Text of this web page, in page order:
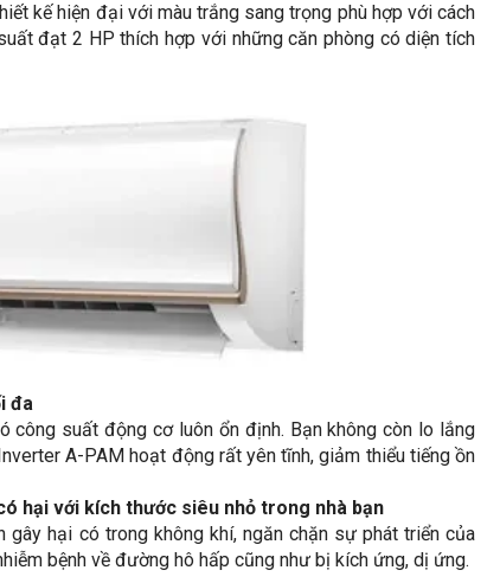
kế hiện đại với màu trắng sang trọng phù hợp với cách
đạt 2 HP thích hợp với những căn phòng có diện tích
đa
công suất động cơ luôn ổn định. Bạn không còn lo lắng
A-PAM hoạt động rất yên tĩnh, giảm thiểu tiếng ồn
hại với kích thước siêu nhỏ trong nhà bạn
hại có trong không khí, ngăn chặn sự phát triển của
bệnh về đường hô hấp cũng như bị kích ứng, dị ứng.